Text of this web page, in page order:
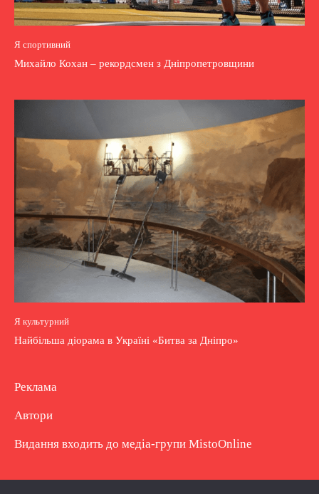
Я спортивний
Михайло Кохан – рекордсмен з Дніпропетровщини
Я культурний
Найбільша діорама в Україні «Битва за Дніпро»
Реклама
Автори
Видання входить до медіа-групи MistoOnline